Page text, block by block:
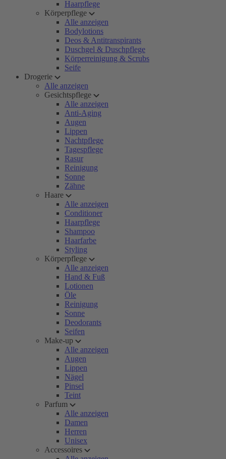
Haarpflege
Körperpflege
Alle anzeigen
Bodylotions
Deos & Antitranspirants
Duschgel & Duschpflege
Körperreinigung & Scrubs
Seife
Drogerie
Alle anzeigen
Gesichtspflege
Alle anzeigen
Anti-Aging
Augen
Lippen
Nachtpflege
Tagespflege
Rasur
Reinigung
Sonne
Zähne
Haare
Alle anzeigen
Conditioner
Haarpflege
Shampoo
Haarfarbe
Styling
Körperpflege
Alle anzeigen
Hand & Fuß
Lotionen
Öle
Reinigung
Sonne
Deodorants
Seifen
Make-up
Alle anzeigen
Augen
Lippen
Nägel
Pinsel
Teint
Parfum
Alle anzeigen
Damen
Herren
Unisex
Accessoires